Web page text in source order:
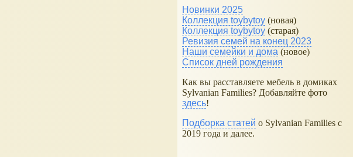
Новинки 2025
Коллекция toybytoy (новая)
Коллекция toybytoy (старая)
Ревизия семей на конец 2023
Наши семейки и дома (новое)
Список дней рождения
Как вы расставляете мебель в домиках
Sylvanian Families? Добавляйте фото
здесь!
Подборка статей о Sylvanian Families с
2019 года и далее.